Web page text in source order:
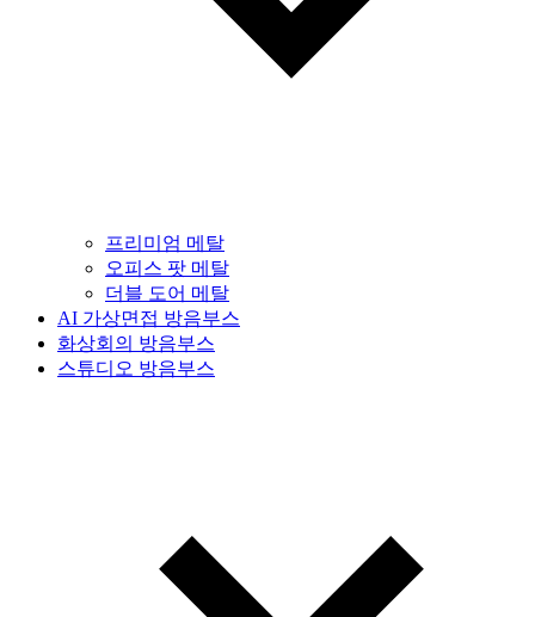
프리미엄 메탈
오피스 팟 메탈
더블 도어 메탈
AI 가상면접 방음부스
화상회의 방음부스
스튜디오 방음부스